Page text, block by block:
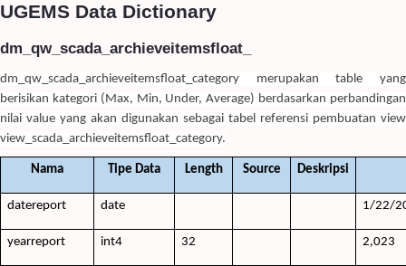
UGEMS Data Dictionary
dm_qw_scada_archieveitemsfloat_
dm_qw_scada_archieveitemsfloat_category merupakan table yang
berisikan kategori (Max, Min, Under, Average) berdasarkan perbandingan
nilai value yang akan digunakan sebagai tabel referensi pembuatan view
view_scada_archieveitemsfloat_category.
Nama Tipe Data Length Source Deskripsi
datereport date 1/22/
yearreport int4 32 2,023